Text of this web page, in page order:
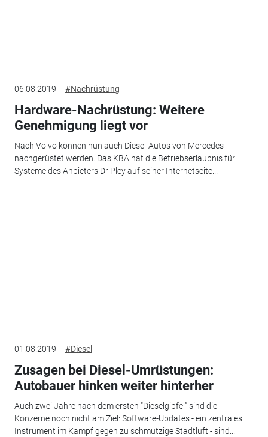
06.08.2019 #Nachrüstung
Hardware-Nachrüstung: Weitere
Genehmigung liegt vor
Nach Volvo können nun auch Diesel-Autos von Mercedes
nachgerüstet werden. Das KBA hat die Betriebserlaubnis für
Systeme des Anbieters Dr Pley auf seiner Internetseite...
01.08.2019 #Diesel
Zusagen bei Diesel-Umrüstungen:
Autobauer hinken weiter hinterher
Auch zwei Jahre nach dem ersten "Dieselgipfel" sind die
Konzerne noch nicht am Ziel: Software-Updates - ein zentrales
Instrument im Kampf gegen zu schmutzige Stadtluft - sind...